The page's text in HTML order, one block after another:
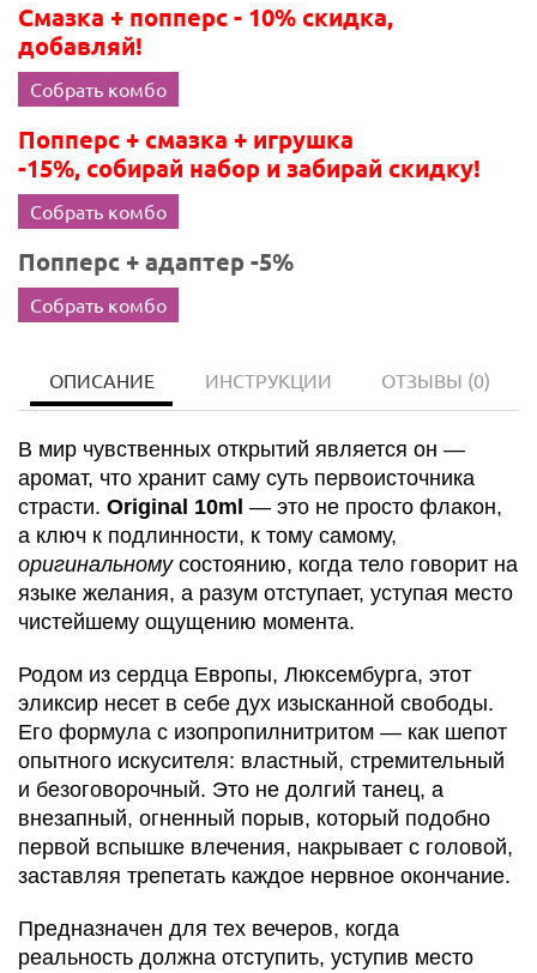
Смазка + попперс - 10% скидка,
добавляй!
Собрать комбо
Попперс + смазка + игрушка
-15%, собирай набор и забирай скидку!
Собрать комбо
Попперс + адаптер -5%
Собрать комбо
ОПИСАНИЕ ИНСТРУКЦИИ ОТЗЫВЫ (0)
В мир чувственных открытий является он —
аромат, что хранит саму суть первоисточника
страсти. Original 10ml — это не просто флакон,
а ключ к подлинности, к тому самому,
оригинальномусостоянию, когда тело говорит на
языке желания, а разум отступает, уступая место
чистейшему ощущению момента.
Родом из сердца Европы, Люксембурга, этот
эликсир несет в себе дух изысканной свободы.
Его формула с изопропилнитритом — как шепот
опытного искусителя: властный, стремительный
и безоговорочный. Это не долгий танец, а
внезапный, огненный порыв, который подобно
первой вспышке влечения, накрывает с головой,
заставляя трепетать каждое нервное окончание.
Предназначен для тех вечеров, когда
реальность должна отступить, уступив место